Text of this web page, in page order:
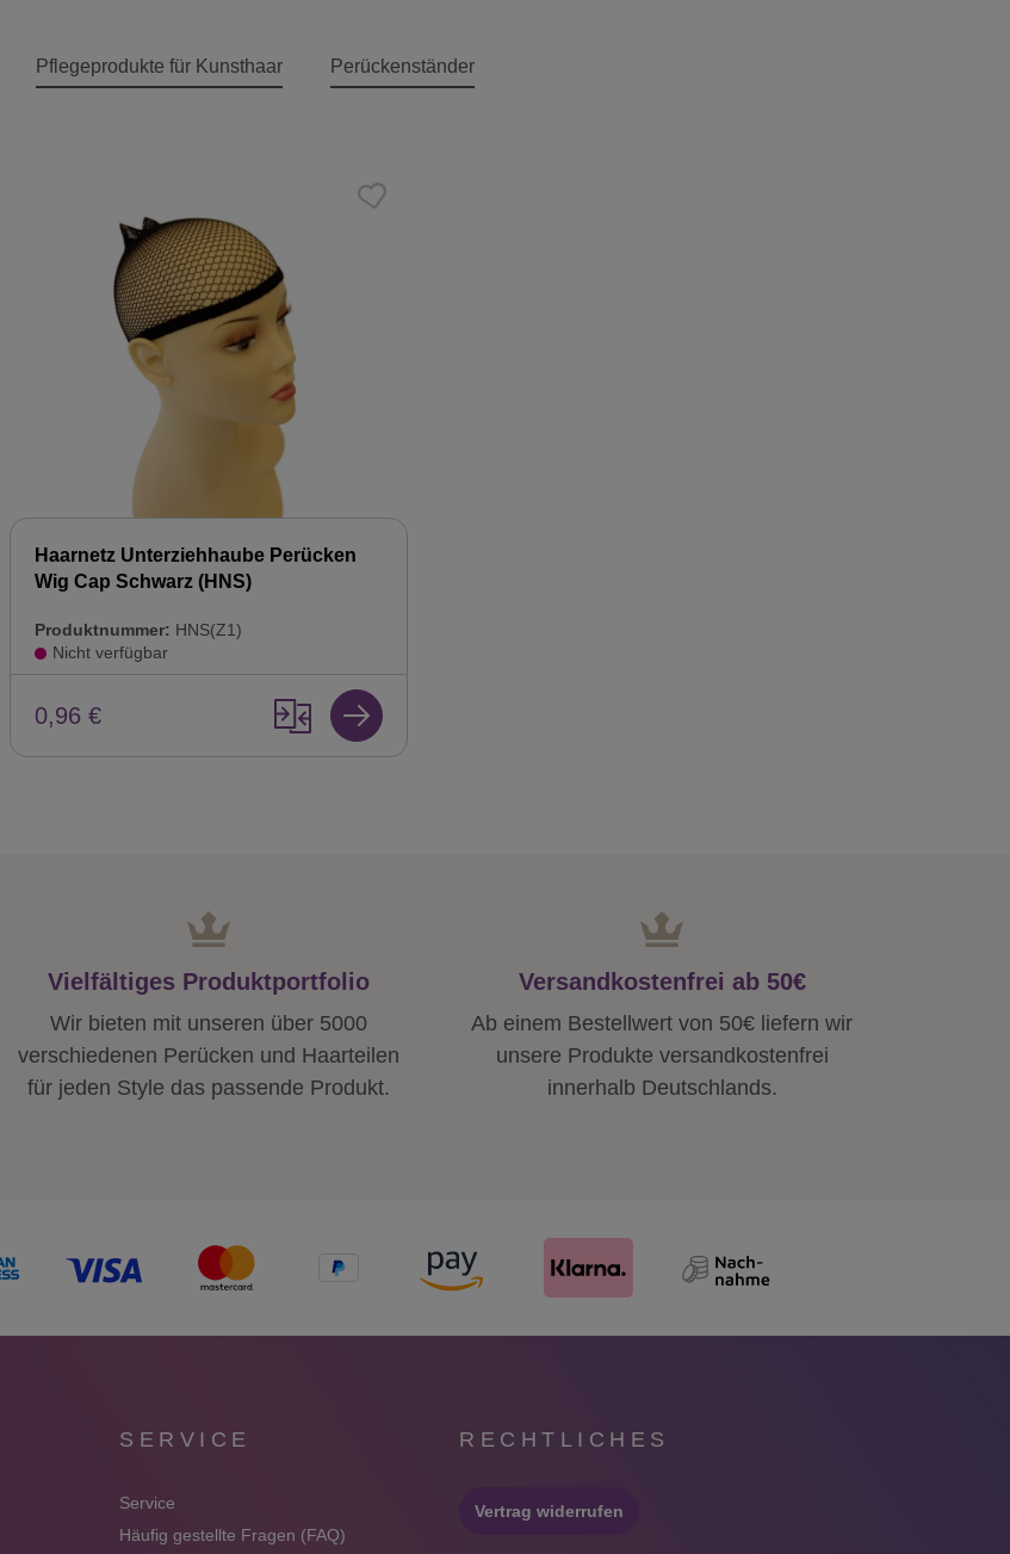
Pflegeprodukte für Kunsthaar Perückenständer
Haarnetz Unterziehhaube Perücken
Wig Cap Schwarz (HNS)
Produktnummer: HNS(Z1)
Nicht verfügbar
0,96 €
Vielfältiges Produktportfolio
Wir bieten mit unseren über 5000
verschiedenen Perücken und Haarteilen
für jeden Style das passende Produkt.
Versandkostenfrei ab 50€
Ab einem Bestellwert von 50€ liefern wir
unsere Produkte versandkostenfrei
innerhalb Deutschlands.
SERVICE
Service
Häufig gestellte Fragen (FAQ)
RECHTLICHES
Vertrag widerrufen